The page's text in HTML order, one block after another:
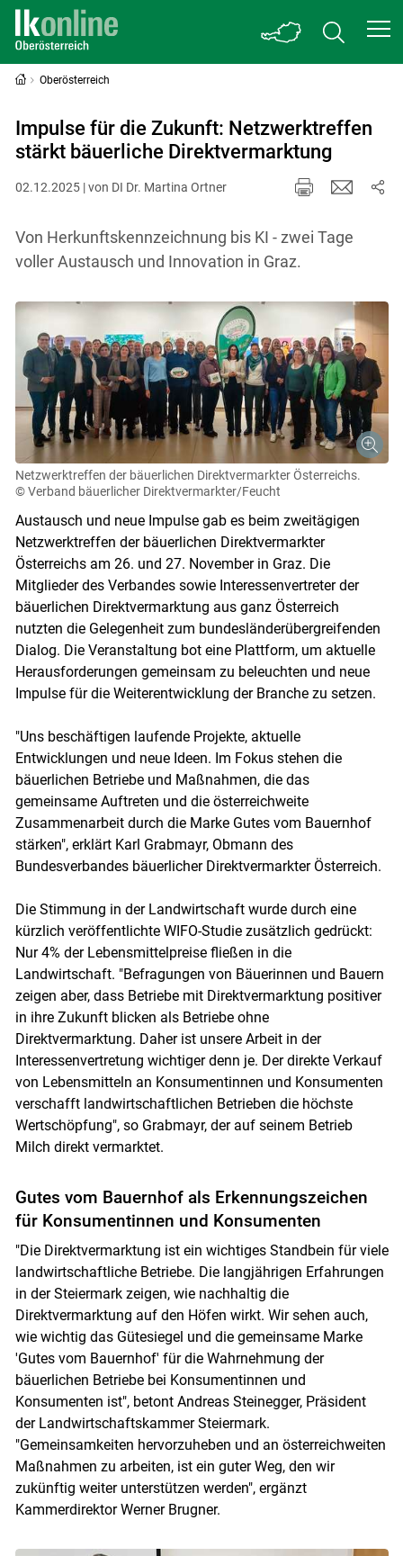
Skip to main content
Oberösterreich
Impulse für die Zukunft: Netzwerktreffen
stärkt bäuerliche Direktvermarktung
02.12.2025 | von DI Dr. Martina Ortner
Von Herkunftskennzeichnung bis KI - zwei Tage
voller Austausch und Innovation in Graz.
Netzwerktreffen der bäuerlichen Direktvermarkter Österreichs.
© Verband bäuerlicher Direktvermarkter/Feucht
Austausch und neue Impulse gab es beim zweitägigen
Netzwerktreffen der bäuerlichen Direktvermarkter
Österreichs am 26. und 27. November in Graz. Die
Mitglieder des Verbandes sowie Interessenvertreter der
bäuerlichen Direktvermarktung aus ganz Österreich
nutzten die Gelegenheit zum bundesländerübergreifenden
Dialog. Die Veranstaltung bot eine Plattform, um aktuelle
Herausforderungen gemeinsam zu beleuchten und neue
Impulse für die Weiterentwicklung der Branche zu setzen.
"Uns beschäftigen laufende Projekte, aktuelle
Entwicklungen und neue Ideen. Im Fokus stehen die
bäuerlichen Betriebe und Maßnahmen, die das
gemeinsame Auftreten und die österreichweite
Zusammenarbeit durch die Marke Gutes vom Bauernhof
stärken", erklärt Karl Grabmayr, Obmann des
Bundesverbandes bäuerlicher Direktvermarkter Österreich.
Die Stimmung in der Landwirtschaft wurde durch eine
kürzlich veröffentlichte WIFO-Studie zusätzlich gedrückt:
Nur 4% der Lebensmittelpreise fließen in die
Landwirtschaft. "Befragungen von Bäuerinnen und Bauern
zeigen aber, dass Betriebe mit Direktvermarktung positiver
in ihre Zukunft blicken als Betriebe ohne
Direktvermarktung. Daher ist unsere Arbeit in der
Interessenvertretung wichtiger denn je. Der direkte Verkauf
von Lebensmitteln an Konsumentinnen und Konsumenten
verschafft landwirtschaftlichen Betrieben die höchste
Wertschöpfung", so Grabmayr, der auf seinem Betrieb
Milch direkt vermarktet.
Gutes vom Bauernhof als Erkennungszeichen
für Konsumentinnen und Konsumenten
"Die Direktvermarktung ist ein wichtiges Standbein für viele
landwirtschaftliche Betriebe. Die langjährigen Erfahrungen
in der Steiermark zeigen, wie nachhaltig die
Direktvermarktung auf den Höfen wirkt. Wir sehen auch,
wie wichtig das Gütesiegel und die gemeinsame Marke
'Gutes vom Bauernhof' für die Wahrnehmung der
bäuerlichen Betriebe bei Konsumentinnen und
Konsumenten ist", betont Andreas Steinegger, Präsident
der Landwirtschaftskammer Steiermark.
"Gemeinsamkeiten hervorzuheben und an österreichweiten
Maßnahmen zu arbeiten, ist ein guter Weg, den wir
zukünftig weiter unterstützen werden", ergänzt
Kammerdirektor Werner Brugner.